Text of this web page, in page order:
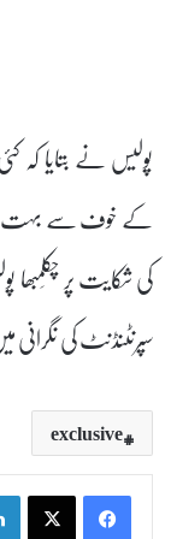
پولیس نے بتایا کہ
کے خوف سے بہت
کی شکایت پر
سپرنٹنڈنٹ کی
exclusive